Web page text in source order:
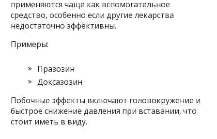
применяются чаще как вспомогательное
средство, особенно если другие лекарства
недостаточно эффективны.
Примеры:
Празозин
Доксазозин
Побочные эффекты включают головокружение и
быстрое снижение давления при вставании, что
стоит иметь в виду.